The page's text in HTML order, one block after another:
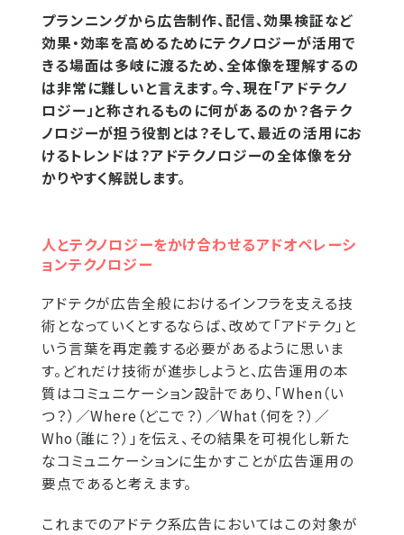
プランニングから広告制作、配信、効果検証など
効果・効率を高めるためにテクノロジーが活用で
きる場面は多岐に渡るため、全体像を理解するの
は非常に難しいと言えます。今、現在「アドテクノ
ロジー」と称されるものに何があるのか？各テク
ノロジーが担う役割とは？そして、最近の活用にお
けるトレンドは？アドテクノロジーの全体像を分
かりやすく解説します。
人とテクノロジーをかけ合わせるアドオペレーシ
ョンテクノロジー
アドテクが広告全般におけるインフラを支える技
術となっていくとするならば、改めて「アドテク」と
いう言葉を再定義する必要があるように思いま
す。どれだけ技術が進歩しようと、広告運用の本
質はコミュニケーション設計であり、「When（い
つ？）／Where（どこで？）／What（何を？）／
Who（誰に？）」を伝え、その結果を可視化し新た
なコミュニケーションに生かすことが広告運用の
要点であると考えます。
これまでのアドテク系広告においてはこの対象が